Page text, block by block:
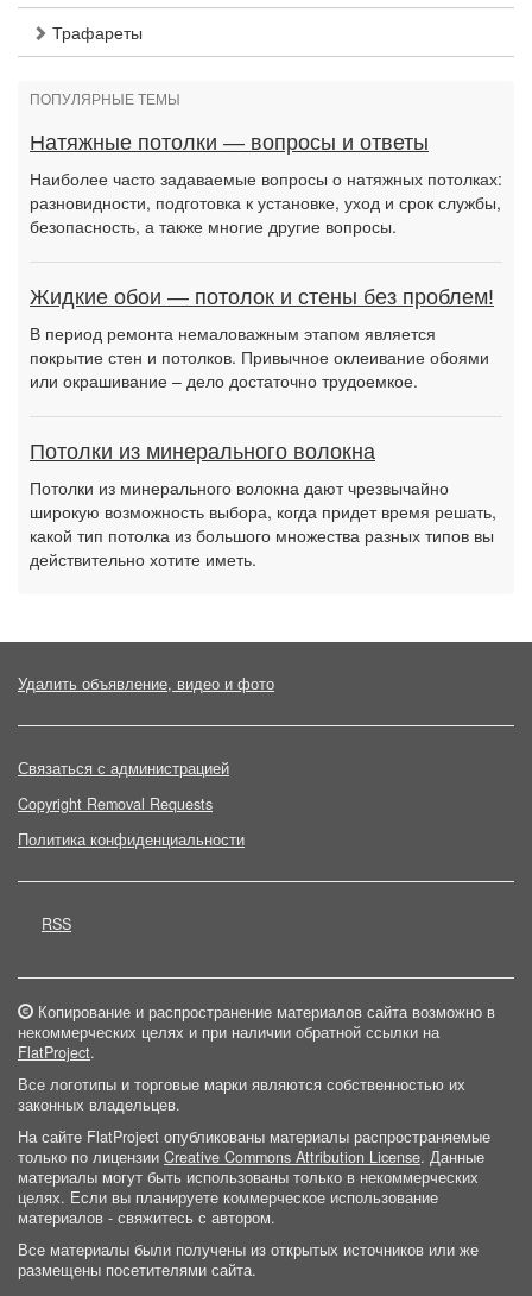
Трафареты
ПОПУЛЯРНЫЕ ТЕМЫ
Натяжные потолки — вопросы и ответы
Наиболее часто задаваемые вопросы о натяжных потолках:
разновидности, подготовка к установке, уход и срок службы,
безопасность, а также многие другие вопросы.
Жидкие обои — потолок и стены без проблем!
В период ремонта немаловажным этапом является
покрытие стен и потолков. Привычное оклеивание обоями
или окрашивание – дело достаточно трудоемкое.
Потолки из минерального волокна
Потолки из минерального волокна дают чрезвычайно
широкую возможность выбора, когда придет время решать,
какой тип потолка из большого множества разных типов вы
действительно хотите иметь.
Удалить объявление, видео и фото
Связаться с администрацией
Copyright Removal Requests
Политика конфиденциальности
RSS
Копирование и распространение материалов сайта возможно в
некоммерческих целях и при наличии обратной ссылки на
FlatProject.
Все логотипы и торговые марки являются собственностью их
законных владельцев.
На сайте FlatProject опубликованы материалы распространяемые
только по лицензии Creative Commons Attribution License. Данные
материалы могут быть использованы только в некоммерческих
целях. Если вы планируете коммерческое использование
материалов - свяжитесь с автором.
Все материалы были получены из открытых источников или же
размещены посетителями сайта.